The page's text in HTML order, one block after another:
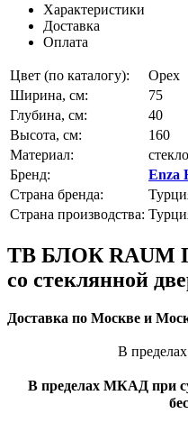
Характеристики
Доставка
Оплата
Цвет (по каталогу):
Орех
Ширина, см:
75
Глубина, см:
40
Высота, см:
160
Материал:
Бренд:
Enza
Страна бренда:
Страна производства:
ТВ БЛОК RAUM
со стеклянной
Доставка по Москве и
В
В пределах МКАД при